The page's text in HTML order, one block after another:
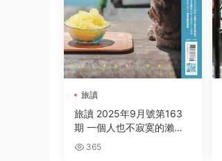
旅讀
旅讀 2025年9月號第163
期 一個人也不寂寞的瀨戶
內海365